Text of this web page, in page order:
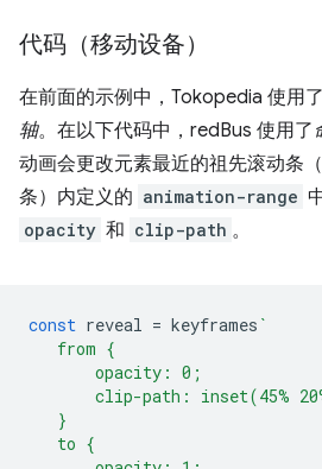
代码（移动设备）
在前面的示例中，Tokopedia 使用了
轴。在以下代码中，redBus 使用了
动画会更改元素最近的祖先滚动条
条）内定义的 animation-range
opacity 和 clip-path 。
const reveal = keyframes `
   from {
       opacity: 0;
clip-path: inset(45%
   }
   to {